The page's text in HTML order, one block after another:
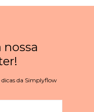
nossa
dicas da Simplyflow